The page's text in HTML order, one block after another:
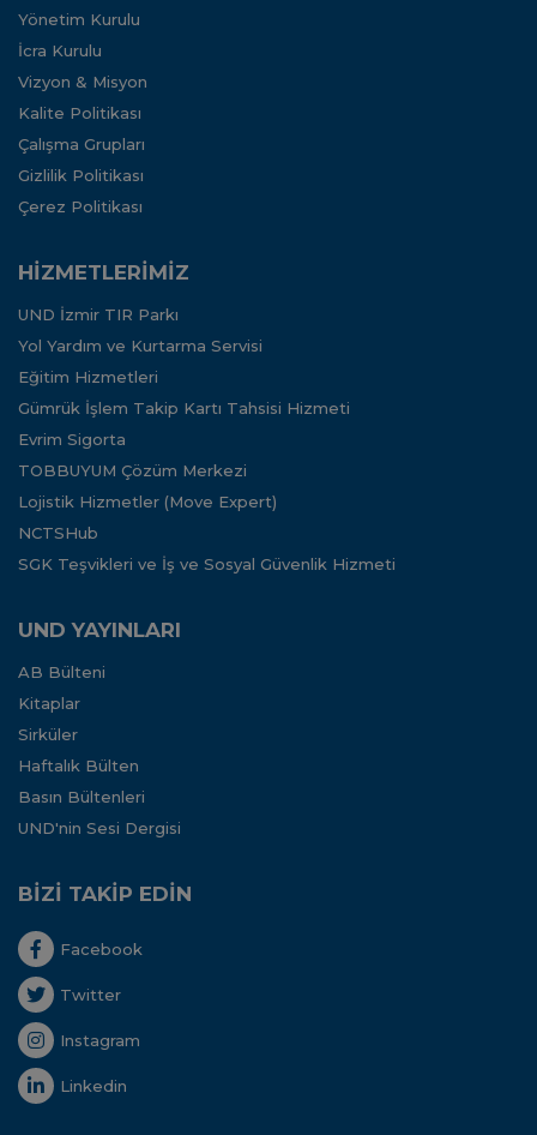
Yönetim Kurulu
İcra Kurulu
Vizyon & Misyon
Kalite Politikası
Çalışma Grupları
Gizlilik Politikası
Çerez Politikası
HİZMETLERİMİZ
UND İzmir TIR Parkı
Yol Yardım ve Kurtarma Servisi
Eğitim Hizmetleri
Gümrük İşlem Takip Kartı Tahsisi Hizmeti
Evrim Sigorta
TOBBUYUM Çözüm Merkezi
Lojistik Hizmetler (Move Expert)
NCTSHub
SGK Teşvikleri ve İş ve Sosyal Güvenlik Hizmeti
UND YAYINLARI
AB Bülteni
Kitaplar
Sirküler
Haftalık Bülten
Basın Bültenleri
UND'nin Sesi Dergisi
BİZİ TAKİP EDİN
Facebook
Twitter
Instagram
Linkedin